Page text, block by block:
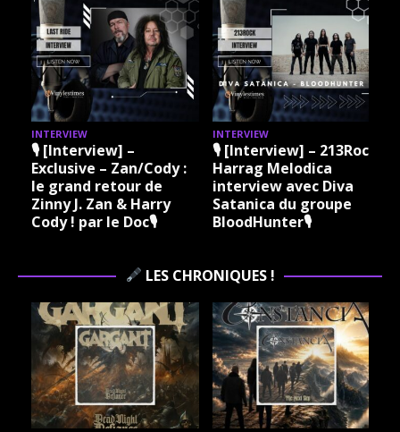
INTERVIEW
🎙 [Interview] –
Exclusive – Zan/Cody :
le grand retour de
Zinny J. Zan & Harry
Cody ! par le Doc🎙
INTERVIEW
🎙 [Interview] – 213Rock
Harrag Melodica
interview avec Diva
Satanica du groupe
BloodHunter🎙
LES CHRONIQUES !